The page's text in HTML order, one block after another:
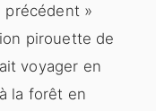
précédent »
pirouette de
voyager en
la forêt en